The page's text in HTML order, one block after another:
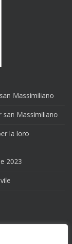
Massimiliano
san Massimiliano
la loro
2023